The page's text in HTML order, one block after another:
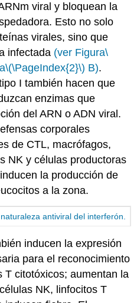
viral y bloquean la
Esto no solo
virales, sino que
infectada (ver Figura\
\(\PageIndex{2}\) B).
I también hacen que
enzimas que
del ARN o ADN viral.
corporales
de CTL, macrófagos,
NK y células productoras
la producción de
a la zona.
antiviral del interferón.
inducen la expresión
para el reconocimiento
T citotóxicos; aumentan la
NK, linfocitos T